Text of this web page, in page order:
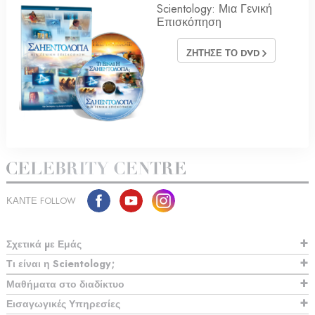
Scientology: Μια Γενική
Επισκόπηση
ΖΗΤΗΣΕ ΤΟ DVD
ΚΑΝΤΕ FOLLOW
Σχετικά µε Εμάς
Τι είναι η Scientology;
Μαθήματα στο διαδίκτυο
Εισαγωγικές Υπηρεσίες